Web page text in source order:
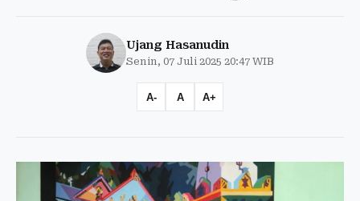
Ujang Hasanudin
Senin, 07 Juli 2025 20:47 WIB
A- A A+